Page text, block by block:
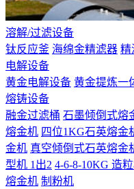
溶解/过滤设备
钛反应釜 海绵金精滤器 精
电解设备
黄金电解设备 黄金提炼一
熔铸设备
融金过滤桶 石墨倾倒式熔
熔金机 四位1KG石英熔金
金机 真空倾倒式石英熔金
型机 1出2 4-6-8-10KG 造
熔金机 制粉机